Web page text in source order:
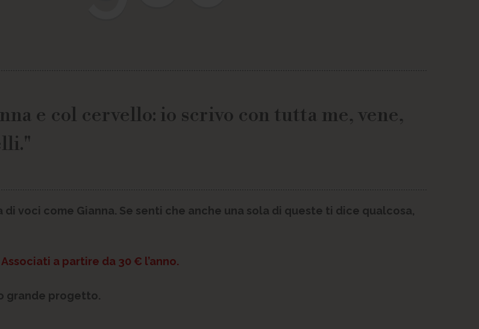
e col cervello: io scrivo con tutta me, vene,
voci come Gianna. Se senti che anche una sola di queste ti dice qualcosa,
a partire da 30 € l’anno.
grande progetto.